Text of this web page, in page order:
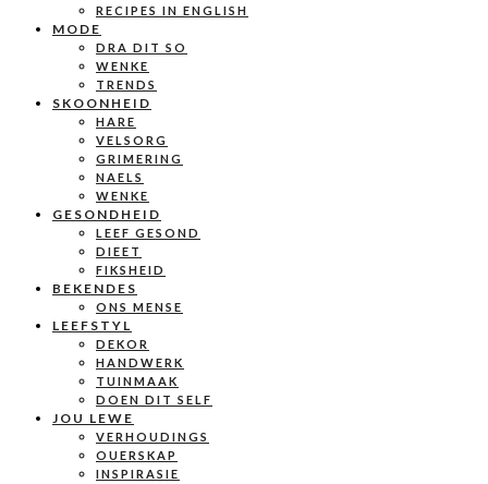
RECIPES IN ENGLISH
MODE
DRA DIT SO
WENKE
TRENDS
SKOONHEID
HARE
VELSORG
GRIMERING
NAELS
WENKE
GESONDHEID
LEEF GESOND
DIEET
FIKSHEID
BEKENDES
ONS MENSE
LEEFSTYL
DEKOR
HANDWERK
TUINMAAK
DOEN DIT SELF
JOU LEWE
VERHOUDINGS
OUERSKAP
INSPIRASIE